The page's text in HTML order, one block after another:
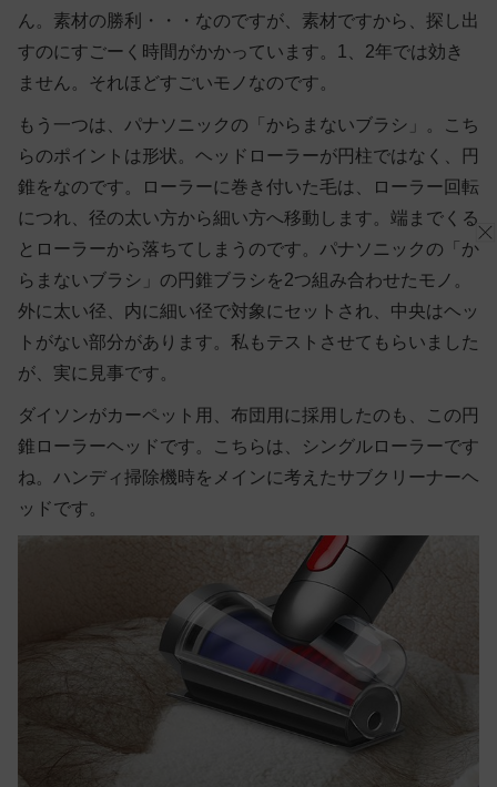
ん。素材の勝利・・・なのですが、素材ですから、探し出
すのにすごーく時間がかかっています。1、2年では効き
ません。それほどすごいモノなのです。
もう一つは、パナソニックの「 からまないブラシ 」。こち
らのポイントは形状。ヘッドローラーが円柱ではなく、円
錐をなのです。ローラーに巻き付いた毛は、ローラー回転
につれ、径の太い方から細い方へ移動します。端までくる
とローラーから落ちてしまうのです。パナソニックの「か
らまないブラシ」の円錐ブラシを2つ組み合わせたモノ。
外に太い径、内に細い径で対象にセットされ、中央はヘッ
トがない部分があります。私もテストさせてもらいました
が、実に見事です。
ダイソンがカーペット用、布団用に採用したのも、この円
錐ローラーヘッドです。こちらは、シングルローラーです
ね。ハンディ掃除機時をメインに考えたサブクリーナーヘ
ッドです。